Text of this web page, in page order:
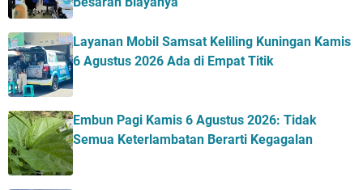
Layanan Mobil Samsat Keliling Kuningan Kamis
6 Agustus 2026 Ada di Empat Titik
Embun Pagi Kamis 6 Agustus 2026: Tidak
Semua Keterlambatan Berarti Kegagalan